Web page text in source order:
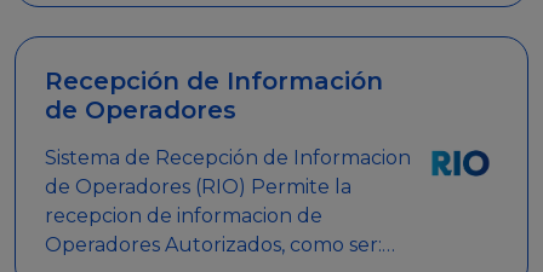
Recepción de Información
de Operadores
Sistema de Recepción de Informacion
de Operadores (RIO) Permite la
recepcion de informacion de
Operadores Autorizados, como ser: